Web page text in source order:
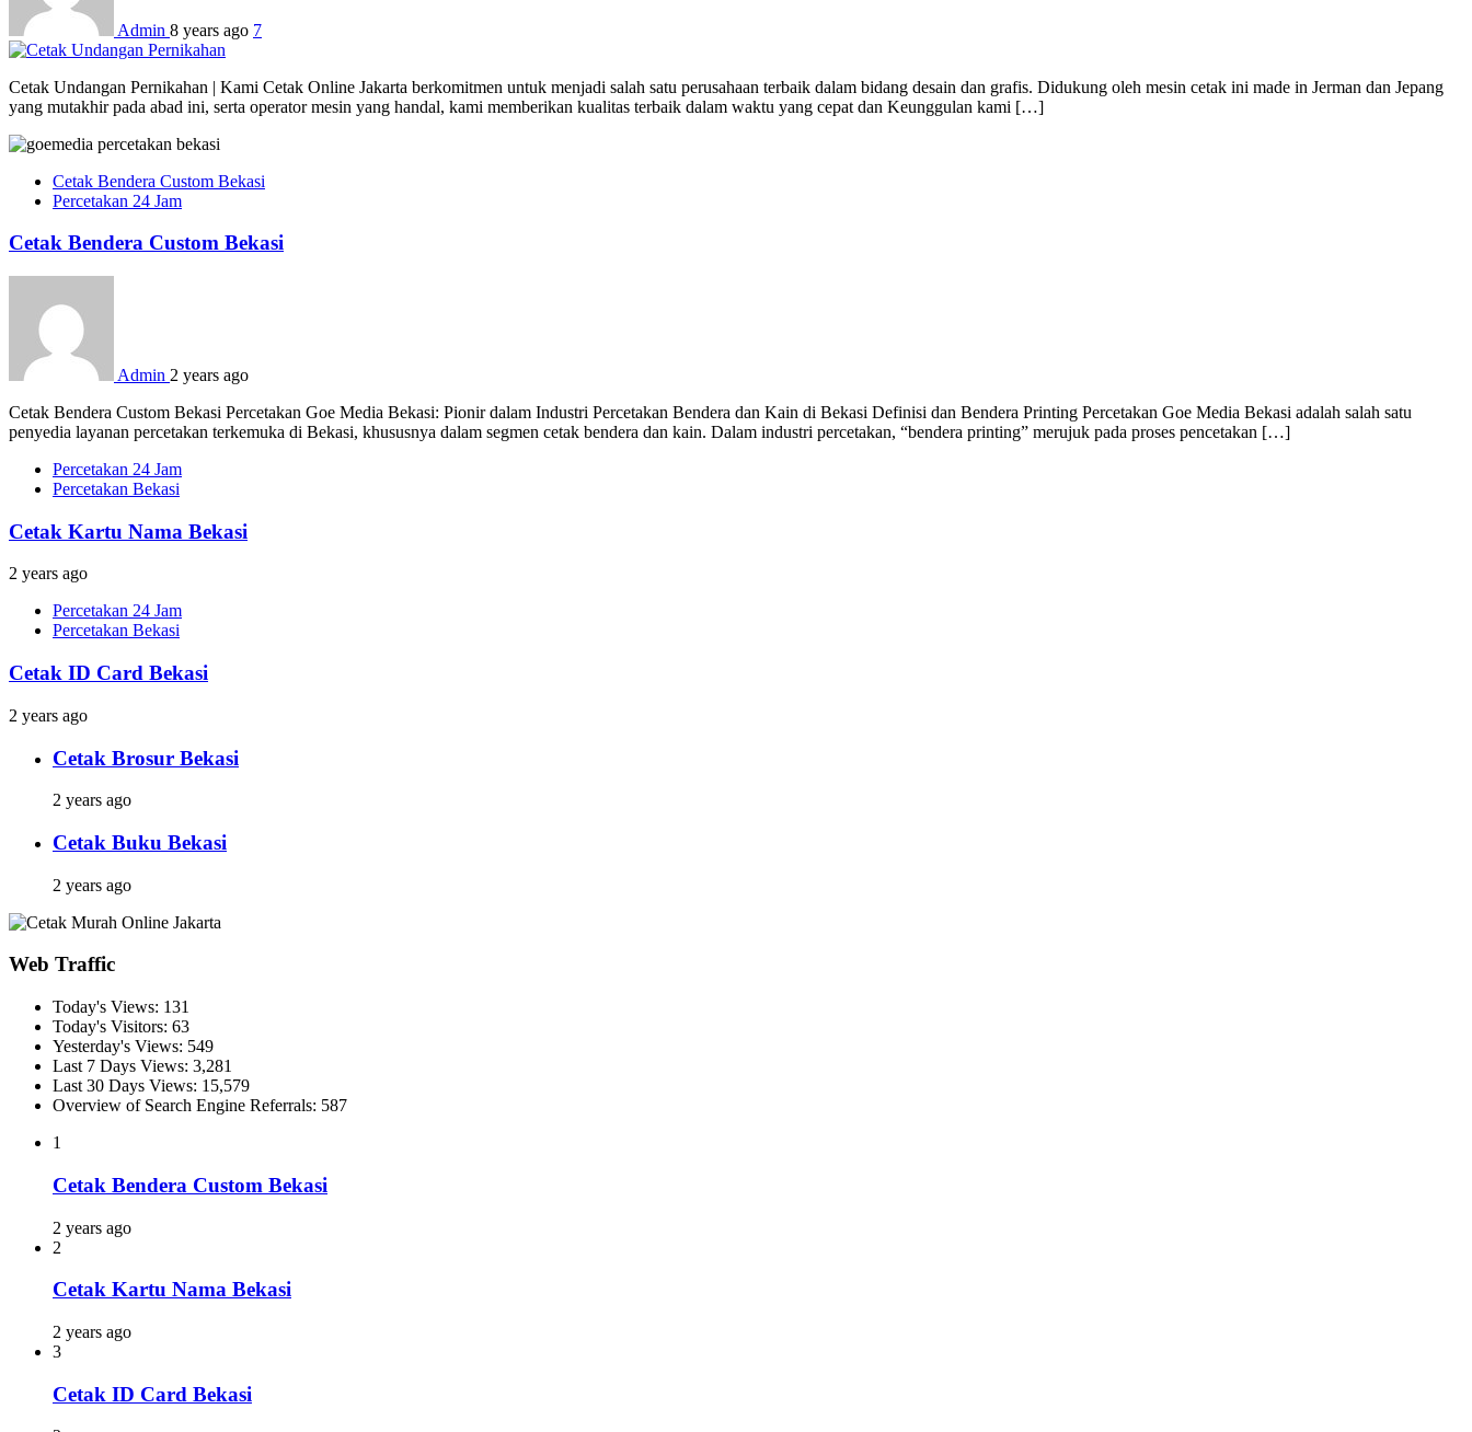
Admin 8 years ago 7
Cetak Undangan Pernikahan | Kami Cetak Online Jakarta berkomitmen untuk menjadi salah satu perusahaan terbaik dalam bidang desain dan grafis. Didukung oleh mesin cetak ini made in Jerman dan Jepang
yang mutakhir pada abad ini, serta operator mesin yang handal, kami memberikan kualitas terbaik dalam waktu yang cepat dan Keunggulan kami […]
Cetak Bendera Custom Bekasi
Percetakan 24 Jam
Cetak Bendera Custom Bekasi
Admin 2 years ago
Cetak Bendera Custom Bekasi Percetakan Goe Media Bekasi: Pionir dalam Industri Percetakan Bendera dan Kain di Bekasi Definisi dan Bendera Printing Percetakan Goe Media Bekasi adalah salah satu
penyedia layanan percetakan terkemuka di Bekasi, khususnya dalam segmen cetak bendera dan kain. Dalam industri percetakan, “bendera printing” merujuk pada proses pencetakan […]
Percetakan 24 Jam
Percetakan Bekasi
Cetak Kartu Nama Bekasi
2 years ago
Percetakan 24 Jam
Percetakan Bekasi
Cetak ID Card Bekasi
2 years ago
Cetak Brosur Bekasi
2 years ago
Cetak Buku Bekasi
2 years ago
Web Traffic
Today's Views: 131
Today's Visitors: 63
Yesterday's Views: 549
Last 7 Days Views: 3,281
Last 30 Days Views: 15,579
Overview of Search Engine Referrals: 587
1
Cetak Bendera Custom Bekasi
2 years ago
2
Cetak Kartu Nama Bekasi
2 years ago
3
Cetak ID Card Bekasi